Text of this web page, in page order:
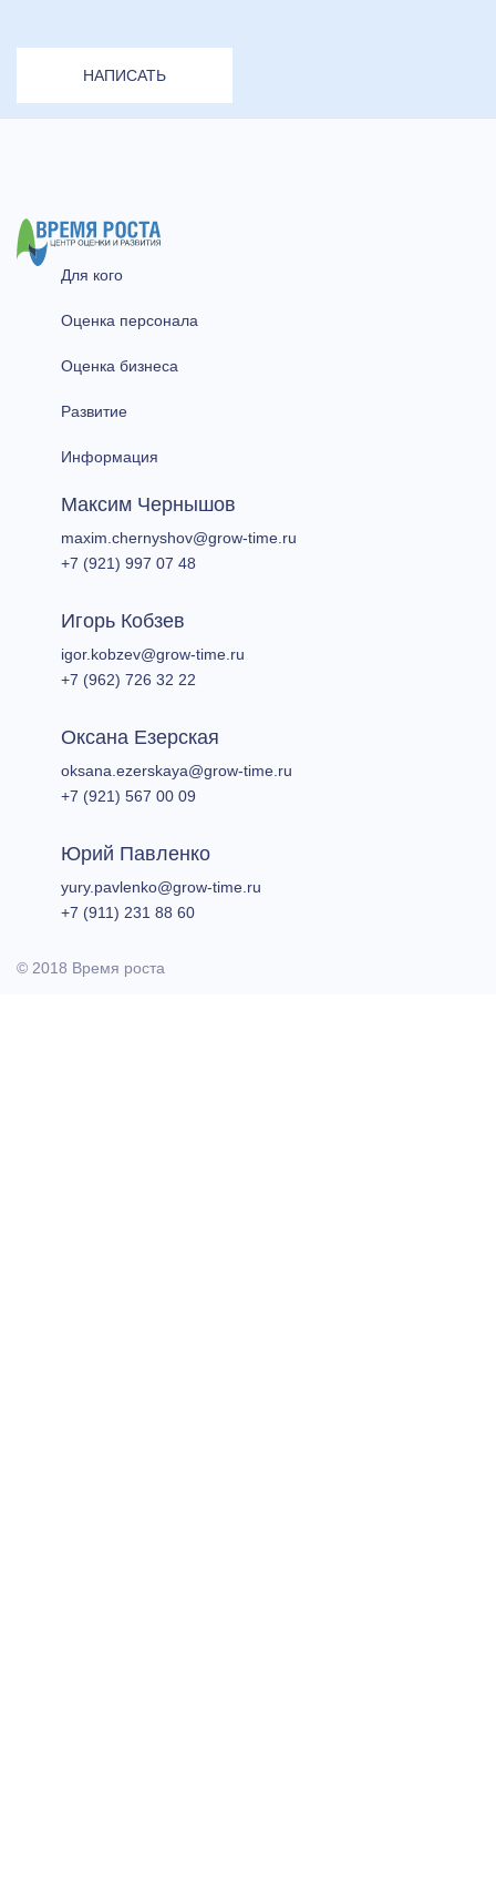
НАПИСАТЬ
Для кого
Оценка персонала
Оценка бизнеса
Развитие
Информация
Максим Чернышов
​maxim.chernyshov@grow-time.ru​
+7 (921) 997 07 48
Игорь Кобзев
igor.kobzev@grow-time.ru​
+7 (962) 726 32 22
Оксана Езерская​
oksana.ezerskaya@grow-time.ru​
+7 (921) 567 00 09
​Юрий Павленко
yury.pavlenko@grow-time.ru
+7 (911) 231 88 60
© 2018 Время роста